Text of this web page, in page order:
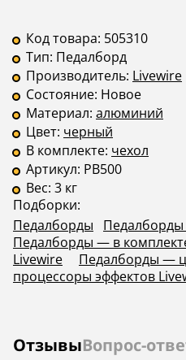
Код товара: 505310
Тип: Педалборд
Производитель: Livewire
Состояние: Новое
Материал: алюминий
Цвет: черный
В комплекте: чехол
Артикул: PB500
Вес: 3 кг
Подборки:
Педалборды
Педалборды — в
Livewire
Педалборды —
процессоры эффектов
ОтзывыВопрос-